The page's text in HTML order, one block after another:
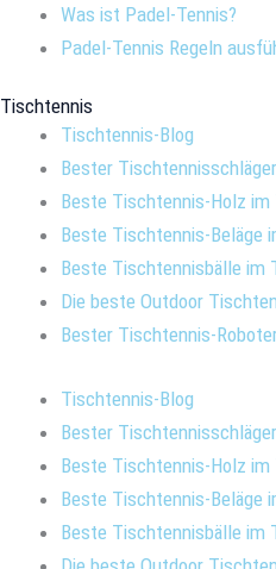
Was ist Padel-Tennis?
Padel-Tennis Regeln
Tischtennis
Tischtennis-Blog
Bester
Beste Tischtennis-Holz im
Beste Tischtennis-Beläge
Beste Tischtennisbälle im
Die beste Outdoor
Bester Tischtennis-
Tischtennis-Blog
Bester
Beste Tischtennis-Holz im
Beste Tischtennis-Beläge
Beste Tischtennisbälle im